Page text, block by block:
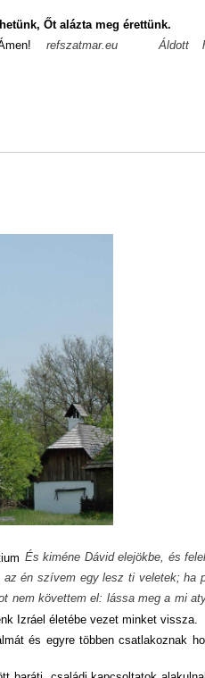
Őt alázta meg érettünk.
refszatmar.eu
Áldott
És kiméne Dávid elejökbe, és
az én szívem egy lesz ti veletek; ha
nem követtem el: lássa meg a mi
Izráel életébe vezet minket vissza.
és egyre többen csatlakoznak